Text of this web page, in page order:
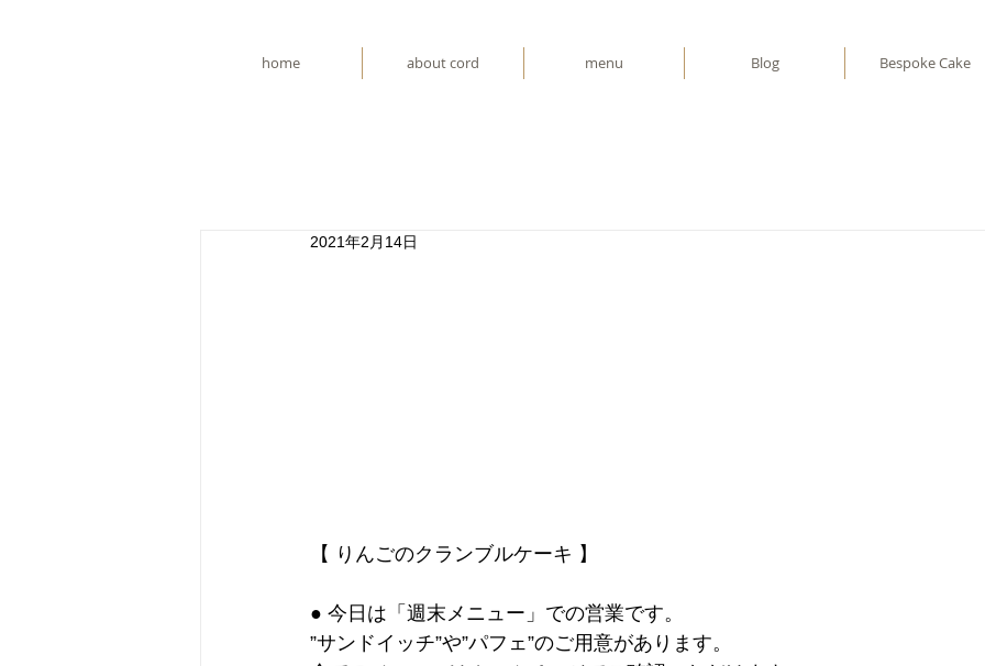
home about cord menu Blog Bespoke Cake
2021年2月14日
【 りんごのクランブルケーキ 】
● 今日は「週末メニュー」での営業です。
”サンドイッチ”や”パフェ”のご用意があります。